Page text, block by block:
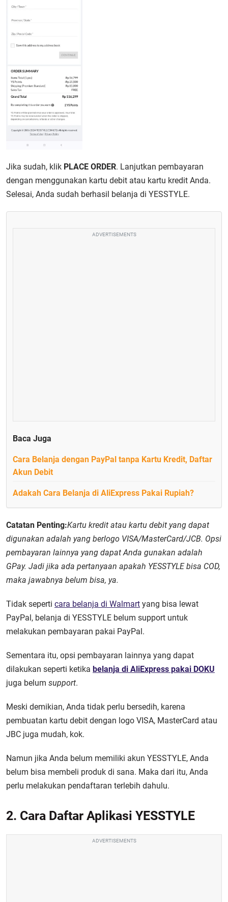
Jika sudah, klik PLACE ORDER. Lanjutkan pembayaran
dengan menggunakan kartu debit atau kartu kredit Anda.
Selesai, Anda sudah berhasil belanja di YESSTYLE.
ADVERTISEMENTS
Baca Juga
Cara Belanja dengan PayPal tanpa Kartu Kredit, Daftar
Akun Debit
Adakah Cara Belanja di AliExpress Pakai Rupiah?
Catatan Penting:Kartu kredit atau kartu debit yang dapat
digunakan adalah yang berlogo VISA/MasterCard/JCB. Opsi
pembayaran lainnya yang dapat Anda gunakan adalah
GPay. Jadi jika ada pertanyaan apakah YESSTYLE bisa COD,
maka jawabnya belum bisa, ya.
Tidak seperti cara belanja di Walmart yang bisa lewat
PayPal, belanja di YESSTYLE belum support untuk
melakukan pembayaran pakai PayPal.
Sementara itu, opsi pembayaran lainnya yang dapat
dilakukan seperti ketika belanja di AliExpress pakai DOKU
juga belum support.
Meski demikian, Anda tidak perlu bersedih, karena
pembuatan kartu debit dengan logo VISA, MasterCard atau
JBC juga mudah, kok.
Namun jika Anda belum memiliki akun YESSTYLE, Anda
belum bisa membeli produk di sana. Maka dari itu, Anda
perlu melakukan pendaftaran terlebih dahulu.
2. Cara Daftar Aplikasi YESSTYLE
ADVERTISEMENTS